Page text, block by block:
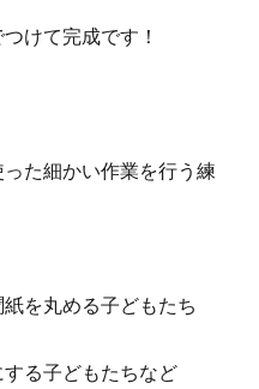
けて完成です！
た細かい作業を行う練
を丸める子どもたち
る子どもたちなど